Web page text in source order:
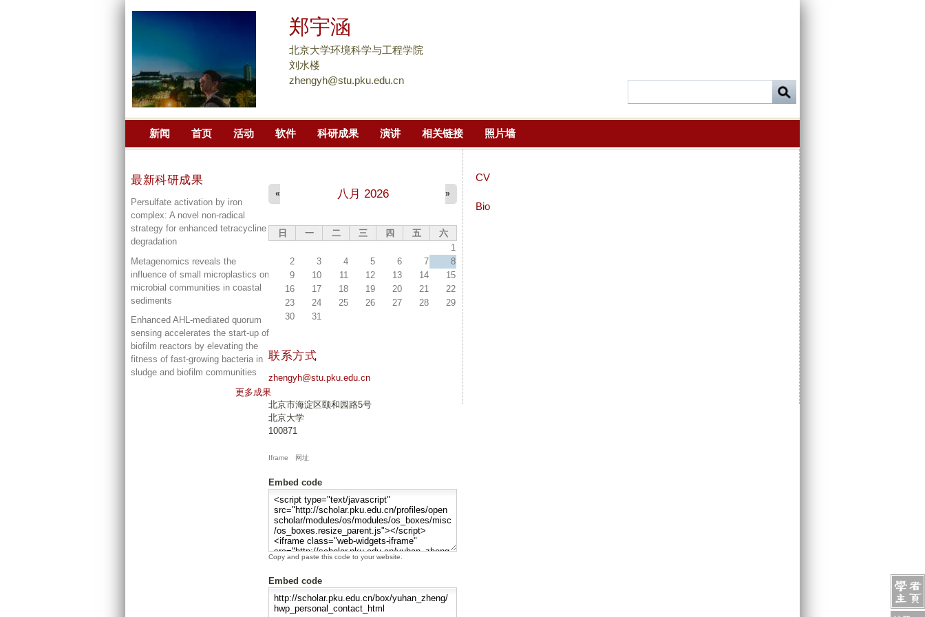
到
主
内
郑宇涵
北京大学环境科学与工程学院
刘水楼
zhengyh@stu.pku.edu.cn
新闻 首页 活动 软件 科研成果 演讲 相关链接 照片墙
CV
Bio
最新科研成果
Persulfate activation by iron
complex: A novel non-radical
strategy for enhanced tetracycline
degradation
Metagenomics reveals the
influence of small microplastics on
microbial communities in coastal
sediments
Enhanced AHL-mediated quorum
sensing accelerates the start-up of
biofilm reactors by elevating the
fitness of fast-growing bacteria in
sludge and biofilm communities
更多成果
八月 2026
« »
日 一 二 三 四 五
六
1
2
3 4 5 6 7
8
9
10 11 12 13 14
15
16
17 18 19 20 21
22
23
24 25 26 27 28
29
30
31
联系方式
zhengyh@stu.pku.edu.cn
北京市海淀区颐和园路5号
北京大学
100871
Iframe 网址
Embed code
Copy and paste this code to your website.
Embed code